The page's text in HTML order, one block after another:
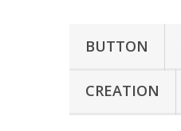
BUTTON
CREATION